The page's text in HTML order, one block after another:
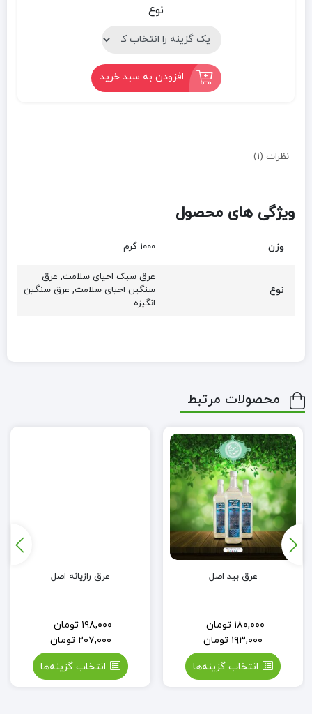
نوع
افزودن به سبد خرید
نظرات (1)
ویژگی های محصول
وزن 1000 گرم
نوع
عرق سبک احیای سلامت, عرق
سنگین احیای سلامت, عرق سنگین
انگیزه
محصولات مرتبط
عرق بید اصل
۱۸۰,۰۰۰ تومان–
۱۹۳,۰۰۰ تومان
انتخاب گزینه‌ها
عرق رازیانه اصل
۱۹۸,۰۰۰ تومان–
۲۰۷,۰۰۰ تومان
انتخاب گزینه‌ها